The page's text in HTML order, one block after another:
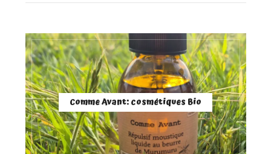
Comme Avant: cosmétiques Bio